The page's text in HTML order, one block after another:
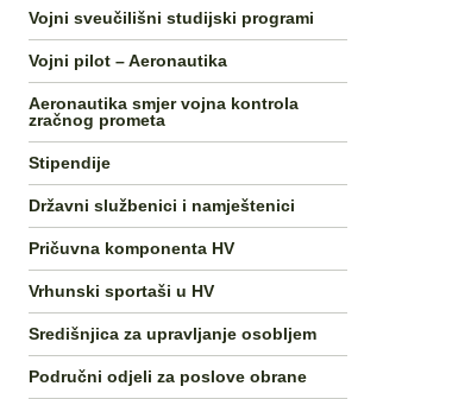
Vojni sveučilišni studijski programi
Vojni pilot – Aeronautika
Aeronautika smjer vojna kontrola
zračnog prometa
Stipendije
Državni službenici i namještenici
Pričuvna komponenta HV
Vrhunski sportaši u HV
Središnjica za upravljanje osobljem
Područni odjeli za poslove obrane